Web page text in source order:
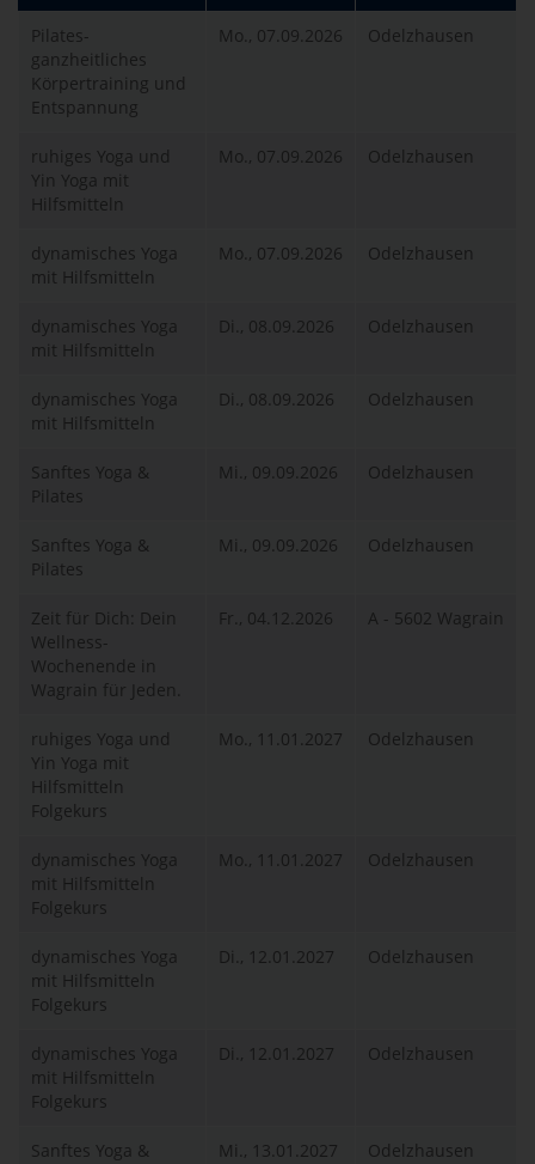
Pilates-
ganzheitliches
Körpertraining und
Entspannung
Mo., 07.09.2026 Odelzhausen
ruhiges Yoga und
Yin Yoga mit
Hilfsmitteln
Mo., 07.09.2026 Odelzhausen
dynamisches Yoga
mit Hilfsmitteln
Mo., 07.09.2026 Odelzhausen
dynamisches Yoga
mit Hilfsmitteln
Di., 08.09.2026 Odelzhausen
dynamisches Yoga
mit Hilfsmitteln
Di., 08.09.2026 Odelzhausen
Sanftes Yoga &
Pilates
Mi., 09.09.2026 Odelzhausen
Sanftes Yoga &
Pilates
Mi., 09.09.2026 Odelzhausen
Zeit für Dich: Dein
Wellness-
Wochenende in
Wagrain für Jeden.
Fr., 04.12.2026 A - 5602 Wagrain
ruhiges Yoga und
Yin Yoga mit
Hilfsmitteln
Folgekurs
Mo., 11.01.2027 Odelzhausen
dynamisches Yoga
mit Hilfsmitteln
Folgekurs
Mo., 11.01.2027 Odelzhausen
dynamisches Yoga
mit Hilfsmitteln
Folgekurs
Di., 12.01.2027 Odelzhausen
dynamisches Yoga
mit Hilfsmitteln
Folgekurs
Di., 12.01.2027 Odelzhausen
Sanftes Yoga &
Mi., 13.01.2027 Odelzhausen